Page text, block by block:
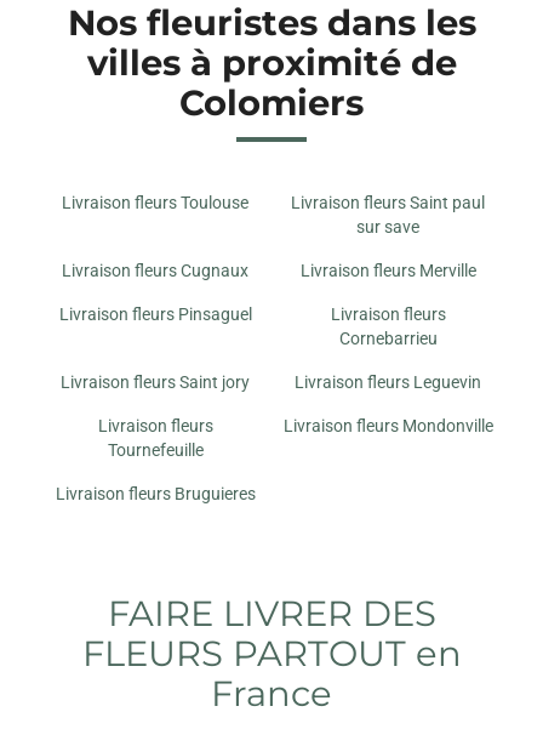
Nos fleuristes dans les
villes à proximité de
Colomiers
Livraison fleurs Toulouse
Livraison fleurs Saint paul
sur save
Livraison fleurs Cugnaux Livraison fleurs Merville
Livraison fleurs Pinsaguel
Livraison fleurs
Cornebarrieu
Livraison fleurs Saint jory Livraison fleurs Leguevin
Livraison fleurs
Tournefeuille
Livraison fleurs Mondonville
Livraison fleurs Bruguieres
FAIRE LIVRER DES
FLEURS PARTOUT en
France